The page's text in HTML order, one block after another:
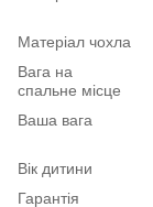
Матеріал чохла
Вага на
спальне місце
Ваша вага
Вік дитини
Гарантія